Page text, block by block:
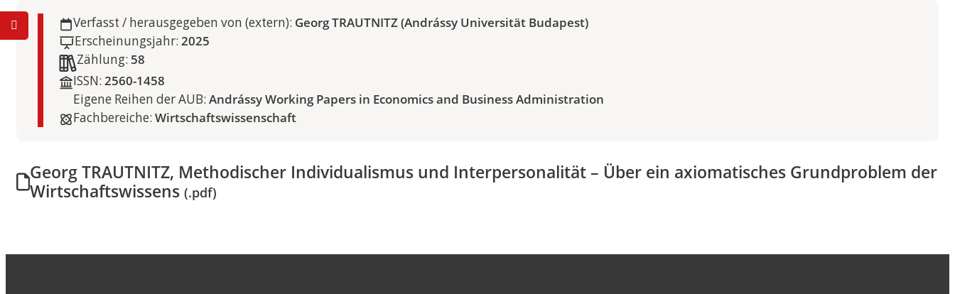
Verfasst / herausgegeben von (extern): Georg TRAUTNITZ (Andrássy Universität Budapest)
Erscheinungsjahr: 2025
Zählung: 58
ISSN: 2560-1458
Eigene Reihen der AUB: Andrássy Working Papers in Economics and Business Administration
Fachbereiche: Wirtschaftswissenschaft
Georg TRAUTNITZ, Methodischer Individualismus und Interpersonalität – Über ein axiomatisches Grundproblem der
Wirtschaftswissens(.pdf)